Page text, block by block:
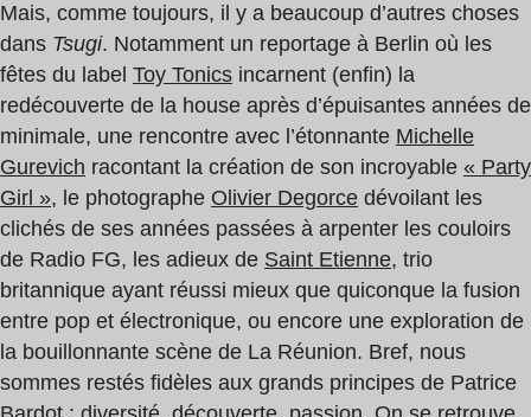
Mais, comme toujours, il y a beaucoup d’autres choses
dans Tsugi. Notamment un reportage à Berlin où les
fêtes du label Toy Tonics incarnent (enfin) la
redécouverte de la house après d’épuisantes années de
minimale, une rencontre avec l’étonnante Michelle
Gurevich racontant la création de son incroyable « Party
Girl », le photographe Olivier Degorce dévoilant les
clichés de ses années passées à arpenter les couloirs
de Radio FG, les adieux de Saint Etienne, trio
britannique ayant réussi mieux que quiconque la fusion
entre pop et électronique, ou encore une exploration de
la bouillonnante scène de La Réunion. Bref, nous
sommes restés fidèles aux grands principes de Patrice